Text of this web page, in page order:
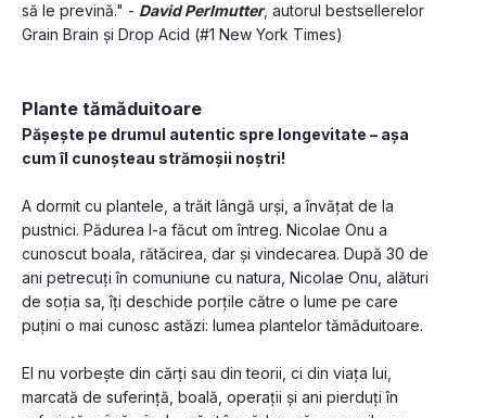
să le prevină." - David Perlmutter, autorul bestsellerelor
Grain Brain şi Drop Acid (#1 New York Times)
Plante tămăduitoare
Pășește pe drumul autentic spre longevitate – așa
cum îl cunoșteau strămoșii noștri!
A dormit cu plantele, a trăit lângă urși, a învățat de la
pustnici. Pădurea l-a făcut om întreg. Nicolae Onu a
cunoscut boala, rătăcirea, dar și vindecarea. După 30 de
ani petrecuți în comuniune cu natura, Nicolae Onu, alături
de soția sa, îți deschide porțile către o lume pe care
puțini o mai cunosc astăzi: lumea plantelor tămăduitoare.
El nu vorbește din cărți sau din teorii, ci din viața lui,
marcată de suferință, boală, operații și ani pierduți în